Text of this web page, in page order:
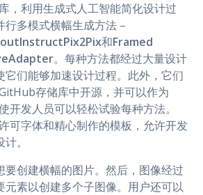
，利用生成式人工智能简化设计过
行多模式横幅生成方法 –
和Framed
。每种方法都经过大量设计
它们能够加速设计过程。此外，它们
存储库中开源，并可以作为
开发人员可以轻松试验每种方法。
可字体和精心制作的模板，允许开发
。
要创建横幅的图片。然后，图像经过
元素以创建多个子图像。用户还可以